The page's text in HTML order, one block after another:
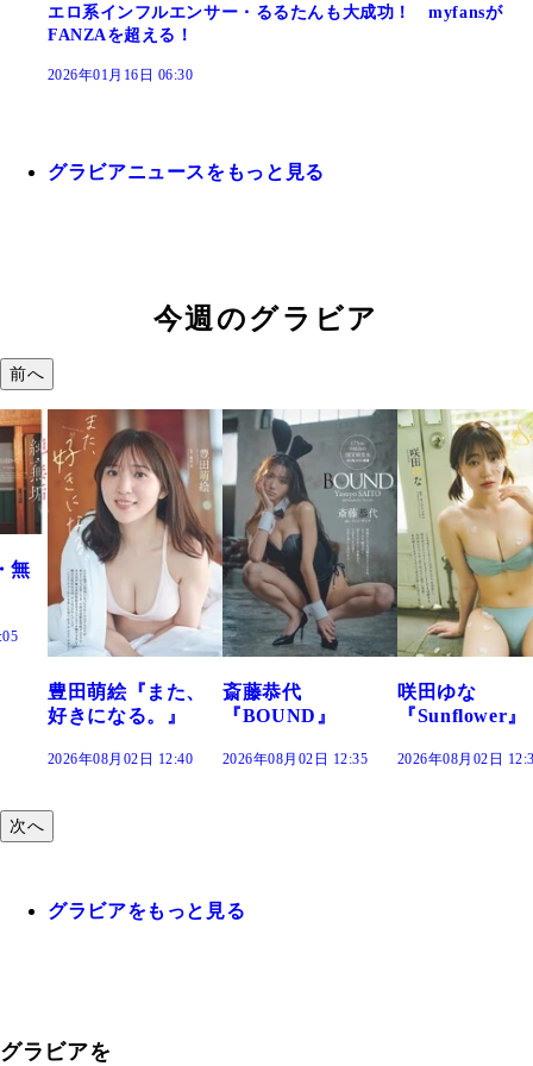
エロ系インフルエンサー・るるたんも大成功！ myfansが
FANZAを超える！
2026年01月16日 06:30
グラビアニュースをもっと見る
今週のグラビア
前へ
斎藤恭代
『BOUND』
2026年08月02日 12:35
咲田ゆな
『Sunflower』
2026年08月02日 12:30
藤水咲桜『花
だまり』
2026年08月02日
次へ
グラビアをもっと見る
グラビアを